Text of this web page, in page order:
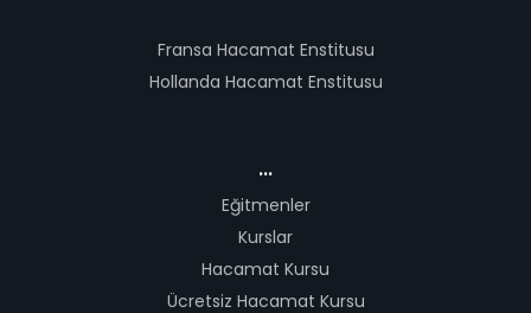
Fransa Hacamat Enstitusu
Hollanda Hacamat Enstitusu
...
Eğitmenler
Kurslar
Hacamat Kursu
Ücretsiz Hacamat Kursu